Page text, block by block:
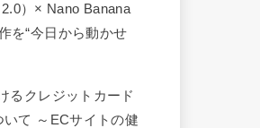
）× Nano Banana
を“今日から動かせ
るクレジットカード
て ～ECサイトの健